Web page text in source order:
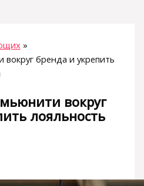
вокруг бренда и укрепить
вокруг
лояльность